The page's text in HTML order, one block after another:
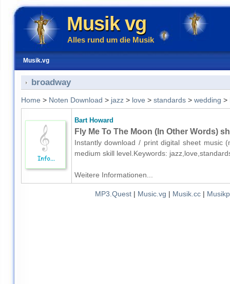
Musik vg
Alles rund um die Musik
Musik.vg
broadway
Home > Noten Download > jazz> love > standards> wedding >
Bart Howard
Fly Me To The Moon (In Other Words)
Instantly download / print digital sheet music
medium skill level.Keywords:
Weitere Informationen...
MP3.Quest| Music.vg | Musik.cc|